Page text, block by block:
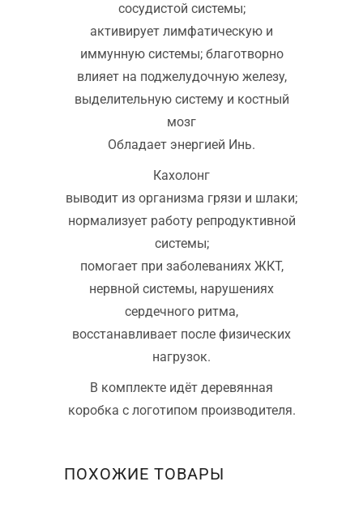
сосудистой системы;
активирует лимфатическую и
иммунную системы; благотворно
влияет на поджелудочную железу,
выделительную систему и костный
мозг
Обладает энергией Инь.
Кахолонг
выводит из организма грязи и шлаки;
нормализует работу репродуктивной
системы;
помогает при заболеваниях ЖКТ,
нервной системы, нарушениях
сердечного ритма,
восстанавливает после физических
нагрузок.
В комплекте идёт деревянная
коробка с логотипом производителя.
ПОХОЖИЕ ТОВАРЫ